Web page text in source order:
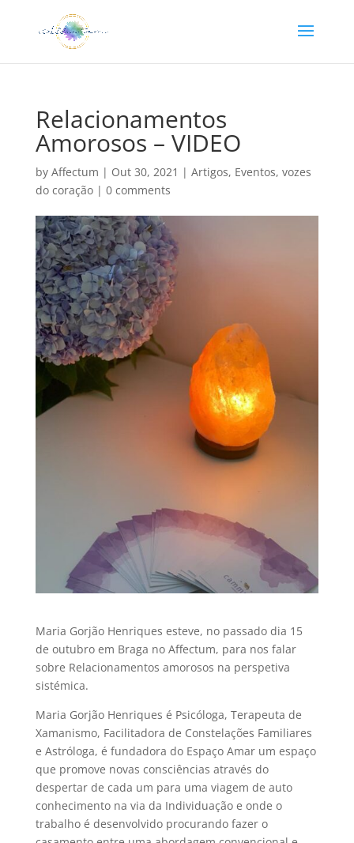
Relacionamentos
Amorosos – VIDEO
by Affectum | Out 30, 2021 | Artigos, Eventos, vozes
do coração| 0 comments
Maria Gorjão Henriques esteve, no passado dia 15
de outubro em Braga no Affectum, para nos falar
sobre Relacionamentos amorosos na perspetiva
sistémica.
Maria Gorjão Henriques é Psicóloga, Terapeuta de
Xamanismo, Facilitadora de Constelações Familiares
e Astróloga, é fundadora do Espaço Amar um espaço
que promove novas consciências através do
despertar de cada um para uma viagem de auto
conhecimento na via da Individuação e onde o
trabalho é desenvolvido procurando fazer o